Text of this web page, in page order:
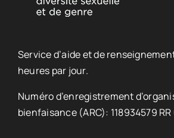
Service d’aide et de
heures par jour.
Numéro d’enregistrement
bienfaisance (ARC): 118934579 RR